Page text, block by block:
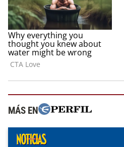
MÁS EN